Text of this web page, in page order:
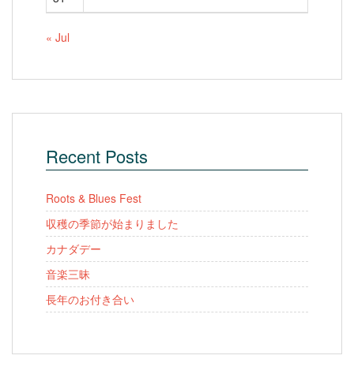
« Jul
Recent Posts
Roots & Blues Fest
収穫の季節が始まりました
カナダデー
音楽三昧
長年のお付き合い